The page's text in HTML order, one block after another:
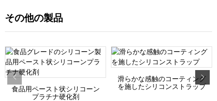
その他の製品
食品用ペースト状シリコーン
プラチナ硬化剤
滑らかな感触のコーティング
を施したシリコンストラップ